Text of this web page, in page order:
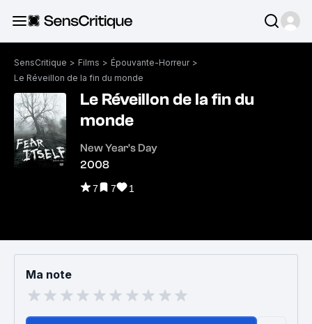
SensCritique > Films > Épouvante-Horreur >
Le Réveillon de la fin du monde
Le Réveillon de la fin du
monde
New Year's Day
2008
7 7 1
Ma note